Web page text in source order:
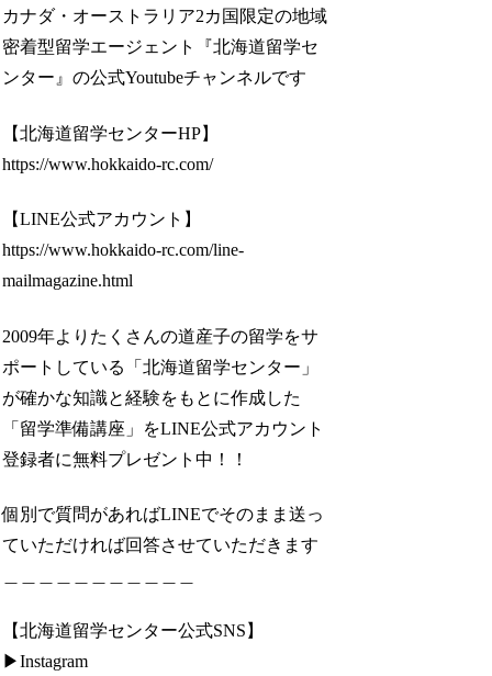
カナダ・オーストラリア2カ国限定の地域
密着型留学エージェント『北海道留学セ
ンター』の公式Youtubeチャンネルです
【北海道留学センターHP】
https://www.hokkaido-rc.com/
【LINE公式アカウント】
https://www.hokkaido-rc.com/line-
mailmagazine.html
2009年よりたくさんの道産子の留学をサ
ポートしている「北海道留学センター」
が確かな知識と経験をもとに作成した
「留学準備講座」をLINE公式アカウント
登録者に無料プレゼント中！！
個別で質問があればLINEでそのまま送っ
ていただければ回答させていただきます
【北海道留学センター公式SNS】
▶︎Instagram